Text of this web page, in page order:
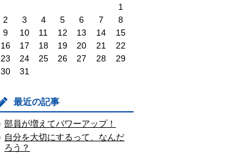
1
2
3 4 5 6 7
8
9
10 11 12 13 14
15
16
17 18 19 20 21
22
23
24 25 26 27 28
29
30
31
最近の記事
部員が増えてパワーアップ！
自分を大切にするって、なんだ
ろう？